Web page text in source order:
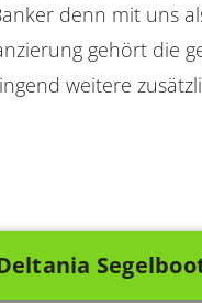
denn mit uns
gehört die
weitere